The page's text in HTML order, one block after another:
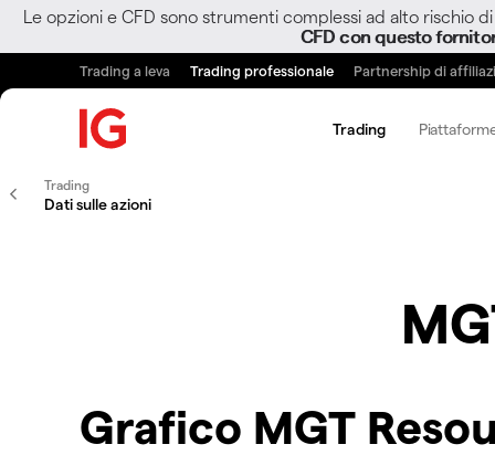
Le opzioni e CFD sono strumenti complessi ad alto rischio
CFD con questo
Trading a leva Trading professionale Partnership di
Trading
Trading
Dati sulle azioni
Grafico MGT